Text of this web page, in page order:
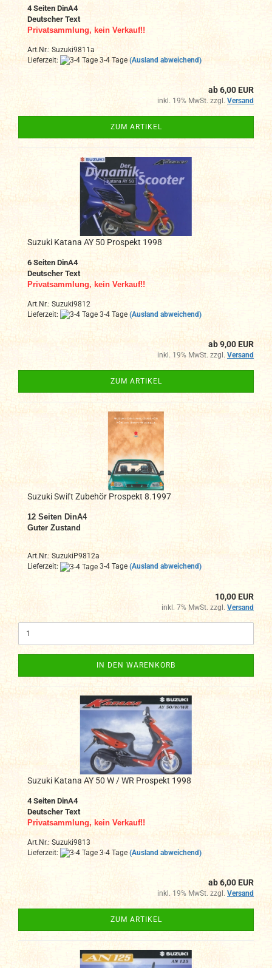
4 Seiten DinA4
Deutscher Text
Privatsammlung, kein Verkauf!!
Art.Nr.: Suzuki9811a
Lieferzeit:
3-4 Tage (Ausland abweichend)
ab 6,00 EUR
inkl. 19% MwSt. zzgl. Versand
ZUM ARTIKEL
Suzuki Katana AY 50 Prospekt 1998
6 Seiten DinA4
Deutscher Text
Privatsammlung, kein Verkauf!!
Art.Nr.: Suzuki9812
Lieferzeit:
3-4 Tage (Ausland abweichend)
ab 9,00 EUR
inkl. 19% MwSt. zzgl. Versand
ZUM ARTIKEL
Suzuki Swift Zubehör Prospekt 8.1997
12 Seiten DinA4
Guter Zustand
Art.Nr.: SuzukiP9812a
Lieferzeit:
3-4 Tage (Ausland abweichend)
10,00 EUR
inkl. 7% MwSt. zzgl. Versand
IN DEN WARENKORB
Suzuki Katana AY 50 W / WR Prospekt 1998
4 Seiten DinA4
Deutscher Text
Privatsammlung, kein Verkauf!!
Art.Nr.: Suzuki9813
Lieferzeit:
3-4 Tage (Ausland abweichend)
ab 6,00 EUR
inkl. 19% MwSt. zzgl. Versand
ZUM ARTIKEL